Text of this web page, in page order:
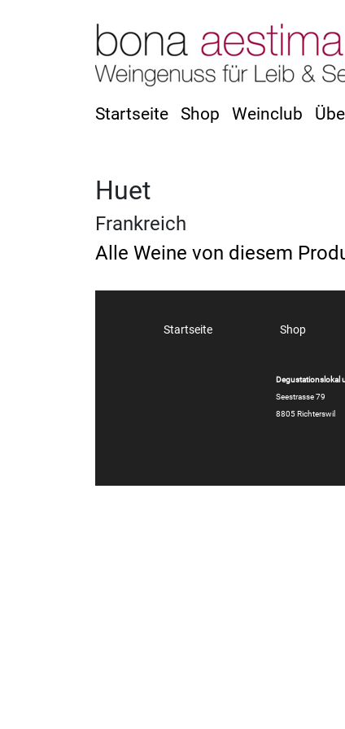
Startseite Shop Weinclub
Huet
Frankreich
Alle Weine von diesem
Startseite Shop
Degustationslokal
Seestrasse 79
8805 Richterswil